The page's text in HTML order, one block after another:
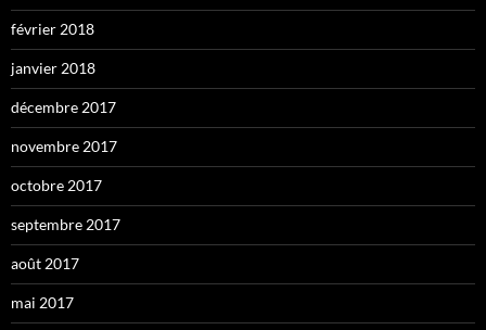
février 2018
janvier 2018
décembre 2017
novembre 2017
octobre 2017
septembre 2017
août 2017
mai 2017